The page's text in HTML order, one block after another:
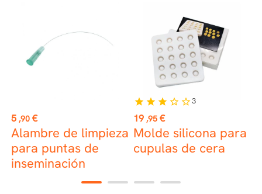
Precio
5 ,90 €
Alambre de limpieza
para puntas de
inseminación
Precio
19 ,95 €
Molde silicona para
cupulas de cera
star star star star_border star_border3
1 2 3 4